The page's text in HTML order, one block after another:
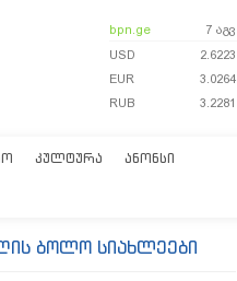
bpn.ge 7 აგვ
USD
2.6223
EUR
3.0264
RUB
3.2281
ᲙᲣᲚᲢᲣᲠᲐ ᲐᲜᲝᲜᲡᲘ
ბოლო სიახლეები